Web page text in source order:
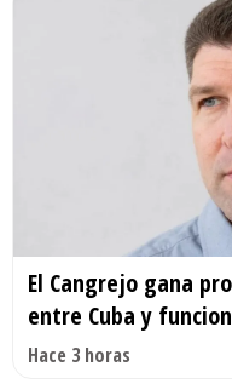
El Cangrejo gana
entre Cuba y
Hace 3 horas